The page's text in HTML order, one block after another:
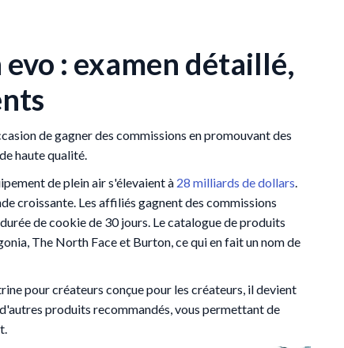
: examen détaillé,
de gagner des commissions en promouvant des
haute qualité.
de plein air s'élevaient à 28 milliards de dollars.
croissante. Les affiliés gagnent des commissions
de cookie de 30 jours. Le catalogue de produits
The North Face et Burton, ce qui en fait un nom de
pour créateurs conçue pour les créateurs, il devient
produits recommandés, vous permettant de